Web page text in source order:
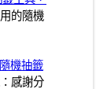
的隨機
機抽籤
感謝分